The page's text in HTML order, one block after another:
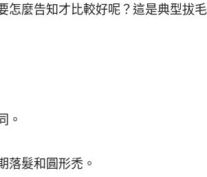
麼告知才比較好呢？這是典型拔毛
。
落髮和圓形禿。